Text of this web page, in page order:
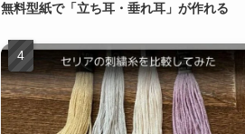
無料型紙で「立ち耳・垂れ耳」が作れる